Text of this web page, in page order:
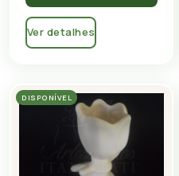
Ver detalhes
DISPONÍVEL